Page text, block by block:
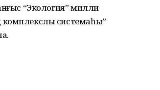
“Экология” милли
системаһы”